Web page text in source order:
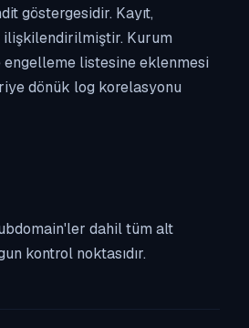
göstergesidir. Kayıt,
ilişkilendirilmiştir. Kurum
listesine eklenmesi
dönük log korelasyonu
dahil tüm alt
kontrol noktasıdır.